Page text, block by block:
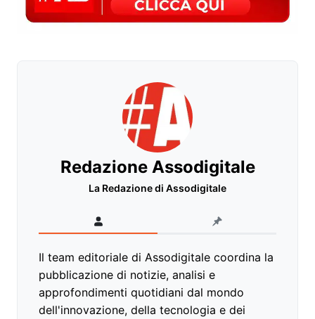
Redazione Assodigitale
La Redazione di Assodigitale
Il team editoriale di Assodigitale coordina la
pubblicazione di notizie, analisi e
approfondimenti quotidiani dal mondo
dell'innovazione, della tecnologia e dei